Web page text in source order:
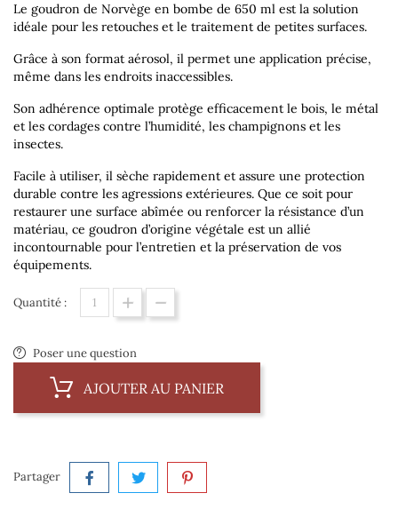
Le goudron de Norvège en bombe de 650 ml est la solution
idéale pour les retouches et le traitement de petites surfaces.
Grâce à son format aérosol, il permet une application précise,
même dans les endroits inaccessibles.
Son adhérence optimale protège efficacement le bois, le métal
et les cordages contre l’humidité, les champignons et les
insectes.
Facile à utiliser, il sèche rapidement et assure une protection
durable contre les agressions extérieures. Que ce soit pour
restaurer une surface abîmée ou renforcer la résistance d’un
matériau, ce goudron d’origine végétale est un allié
incontournable pour l’entretien et la préservation de vos
équipements.
Quantité :
Poser une question
AJOUTER AU PANIER
Partager